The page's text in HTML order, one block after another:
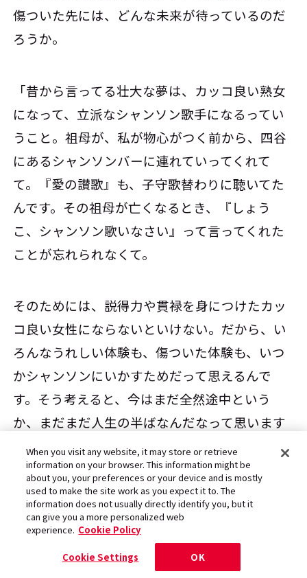
傷ついた先には、どんな未来が待っているのだ
ろうか。
「昔から言ってる壮大な夢は、カッコ良い熟女
になって、立派なシャンソン歌手になるってい
うこと。祖母が、私が物心がつく前から、四谷
にあるシャンソンバーに連れていってくれて
て。『愛の讃歌』も、子守歌替わりに聴いてた
んです。その祖母が亡くなるとき、『しょう
こ、シャンソン歌いなさい』って言ってくれた
ことが忘れられなくて。
そのためには、説得力や貫禄を身につけたカッ
コ良い女性にならないといけない。だから、い
ろんなうれしい体験も、傷ついた体験も、いつ
かシャンソンにいかすためだって思えるんで
す。そう考えると、今はまだ全然途中という
か、まだまだ人生の半ばなんだなって思います
ね」
文・取材：永堀アツオ
撮影：荻原大志
スタイリング：尾村 綾（likkle more）
ヘアメイク：灯（ルースター）
When you visit any website, it may store or retrieve
information on your browser. This information might be
about you, your preferences or your device and is mostly
used to make the site work as you expect it to. The
information does not usually directly identify you, but it
can give you a more personalized web
experience. Cookie Policy
Cookie Settings OK